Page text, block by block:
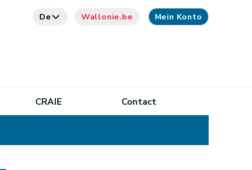
De Wallonie.be Mein Konto
CRAIE Contact